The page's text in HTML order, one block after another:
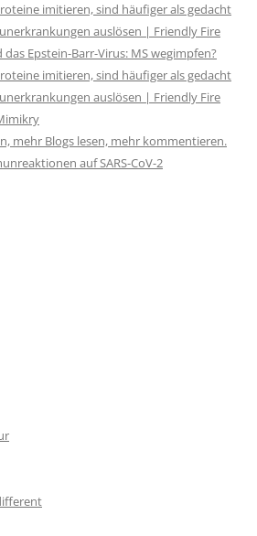
imitieren, sind häufiger als gedacht
auslösen | Friendly Fire
Epstein-Barr-Virus: MS wegimpfen?
imitieren, sind häufiger als gedacht
auslösen | Friendly Fire
mehr Blogs lesen, mehr kommentieren.
auf SARS-CoV-2